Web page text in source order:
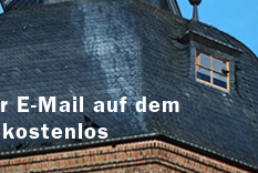
E-Mail auf dem